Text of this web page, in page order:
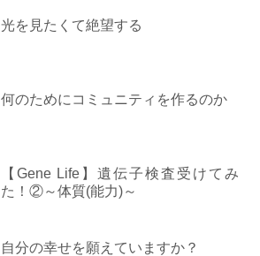
光を見たくて絶望する
何のためにコミュニティを作るのか
【Gene Life】遺伝子検査受けてみ
た！②～体質(能力)～
自分の幸せを願えていますか？